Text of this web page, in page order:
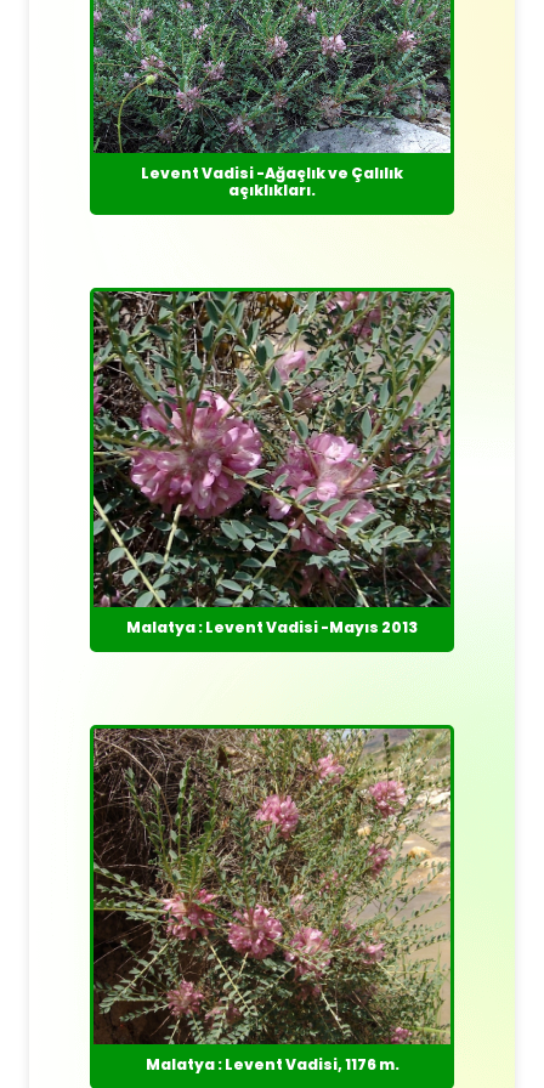
Levent Vadisi -Ağaçlık ve Çalılık
açıklıkları.
Malatya : Levent Vadisi -Mayıs 2013
Malatya : Levent Vadisi, 1176 m.